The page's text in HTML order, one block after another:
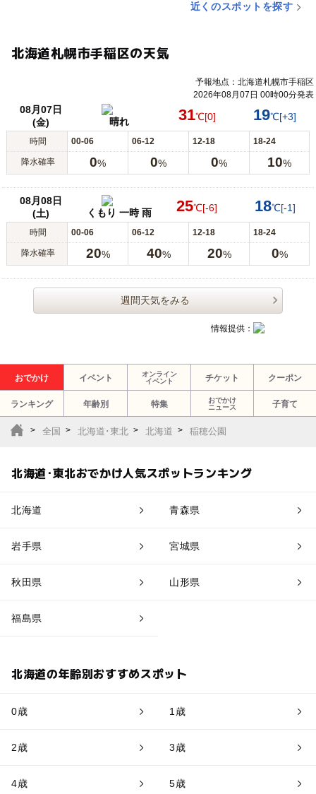
近くのスポットを探す
北海道札幌市手稲区の天気
予報地点：北海道札幌市手稲区
2026年08月07日 00時00分発表
08月07日
(金)
晴れ 31℃[0] 19℃[+3]
時間 00-06 06-12 12-18 18-24
降水確率 0% 0% 0% 10%
08月08日
(土)
くもり 一時 雨 25℃[-6] 18℃[-1]
時間 00-06 06-12 12-18 18-24
降水確率 20% 40% 20% 0%
週間天気をみる
情報提供：
おでかけ イベント
オンライン
イベント
チケット クーポン
ランキング 年齢別 特集
おでかけ
ニュース
子育て
全国 北海道･東北 北海道 稲穂公園
北海道･東北おでかけ人気スポットランキング
北海道 青森県
岩手県 宮城県
秋田県 山形県
福島県
北海道の年齢別おすすめスポット
0歳 1歳
2歳 3歳
4歳 5歳